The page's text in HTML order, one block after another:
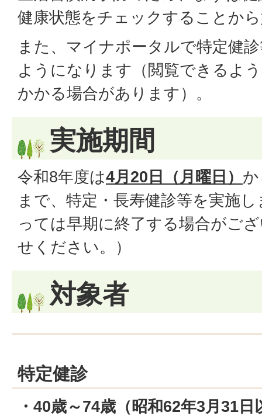
健康状態をチェックすることか
また、マイナポータルで特定健
ようになります（閲覧できるよ
かかる場合があります）。
実施期間
令和8年度は4月20日（月曜日）
まで、特定・長寿健診等を実施
っては早期に終了する場合がご
せください。）
対象者
特定健診
・40歳～74歳（昭和62年3月31日